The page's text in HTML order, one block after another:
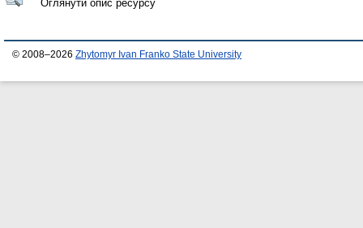
Оглянути опис ресурсу
© 2008–2026 Zhytomyr Ivan Franko State University